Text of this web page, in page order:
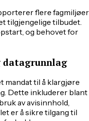
flere fagmiljøer
tilgjengelige tilbudet.
og behovet for
datagrunnlag
mandat til å klargjøre
Dette inkluderer blant
av avisinnhold,
er å sikre tilgang til